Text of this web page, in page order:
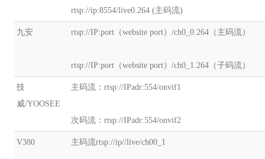
rtsp://ip:8554/live0.264 (主码流)
九安 rtsp://IP:port（website port）/ch0_0.264（主码流）
rtsp://IP:port（website port）/ch0_1.264（子码流）
技
威/YOOSEE
主码流：rtsp://IPadr:554/onvif1
次码流：rtsp://IPadr:554/onvif2
V380 主码流rtsp://ip//live/ch00_1